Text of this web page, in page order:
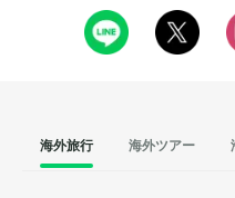
海外旅行 海外ツアー